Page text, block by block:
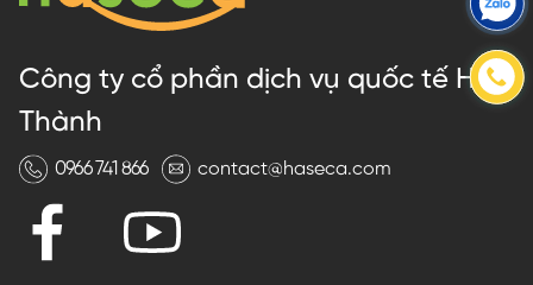
Công ty cổ phần dịch vụ quốc tế Hà
Thành
0966 741 866 contact@haseca.com